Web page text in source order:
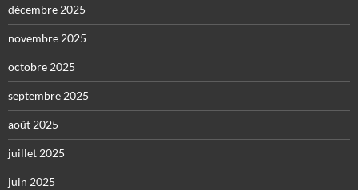
décembre 2025
novembre 2025
octobre 2025
septembre 2025
août 2025
juillet 2025
juin 2025